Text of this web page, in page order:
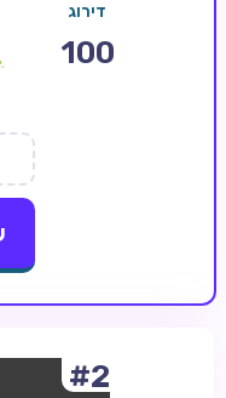
בונוסים בקזינו אונליין
בלוג וחדשות
דירוג
100
#2